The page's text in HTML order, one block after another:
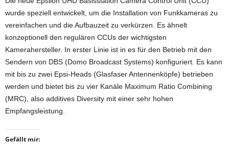
wurde speziell entwickelt, um die Installation von Funkkameras zu
vereinfachen und die Aufbauzeit zu verkürzen. Es ähnelt
konzeptionell den regulären CCUs der wichtigsten
Kamerahersteller. In erster Linie ist in es für den Betrieb mit den
Sendern von DBS (Domo Broadcast Systems) konfiguriert. Es kann
mit bis zu zwei Epsi-Heads (Glasfaser Antennenköpfe) betrieben
werden und bietet bis zu vier Kanäle Maximum Ratio Combining
(MRC), also additives Diversity mit einer sehr hohen
Empfangsleistung.
Gefällt mir: